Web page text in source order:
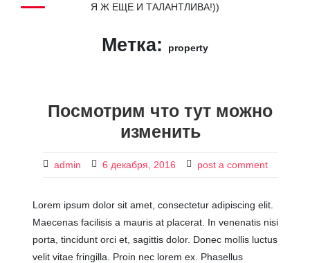
Я Ж ЕЩЕ И ТАЛАНТЛИВА!))
Метка: property
Посмотрим что тут можно
изменить
admin 6 декабря, 2016 post a comment
Lorem ipsum dolor sit amet, consectetur adipiscing elit.
Maecenas facilisis a mauris at placerat. In venenatis nisi
porta, tincidunt orci et, sagittis dolor. Donec mollis luctus
velit vitae fringilla. Proin nec lorem ex. Phasellus